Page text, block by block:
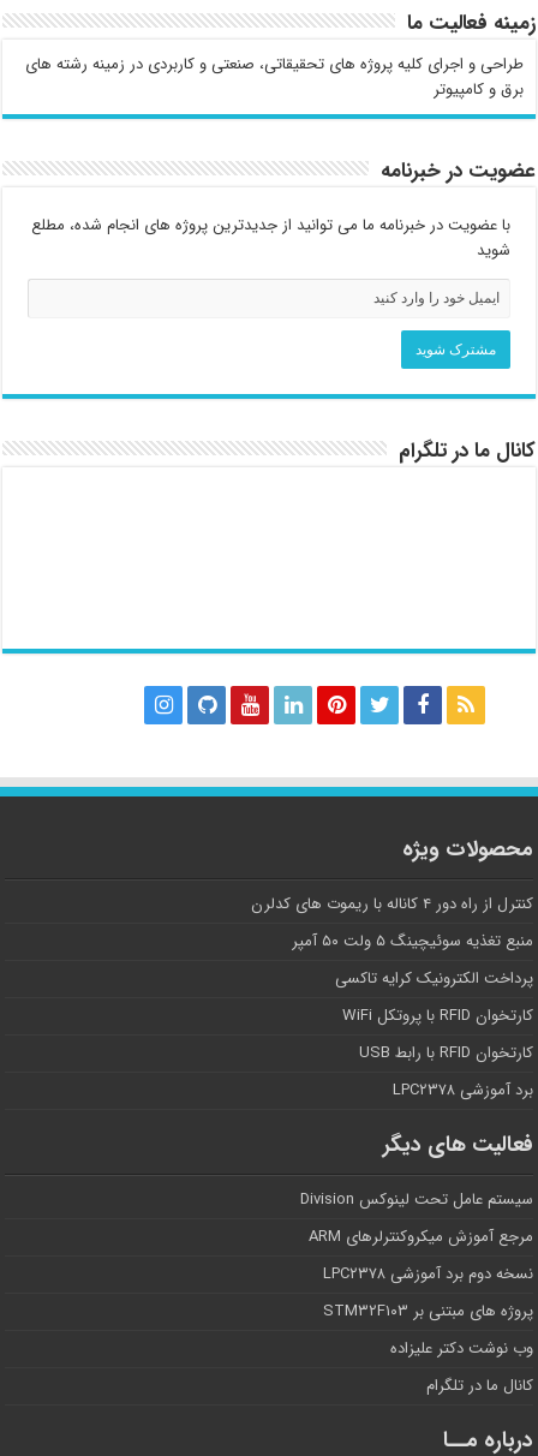
زمینه فعالیت ما
طراحی و اجرای کلیه پروژه های تحقیقاتی، صنعتی و کاربردی در زمینه رشته های
برق و کامپیوتر
عضویت در خبرنامه
با عضویت در خبرنامه ما می توانید از جدیدترین پروژه های انجام شده، مطلع
شوید
کانال ما در تلگرام
محصولات ویژه
کنترل از راه دور ۴ کاناله با ریموت های کدلرن
منبع تغذیه سوئیچینگ ۵ ولت ۵۰ آمپر
پرداخت الکترونیک کرایه تاکسی
کارتخوان RFID با پروتکل WiFi
کارتخوان RFID با رابط USB
برد آموزشی LPC۲۳۷۸
فعالیت های دیگر
سیستم عامل تحت لینوکس Division
مرجع آموزش میکروکنترلرهای ARM
نسخه دوم برد آموزشی LPC۲۳۷۸
پروژه های مبتنی بر STM۳۲F۱۰۳
وب نوشت دکتر علیزاده
کانال ما در تلگرام
درباره مــا